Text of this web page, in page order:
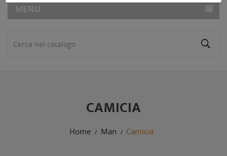
MENU
CAMICIA
Home Man Camicia